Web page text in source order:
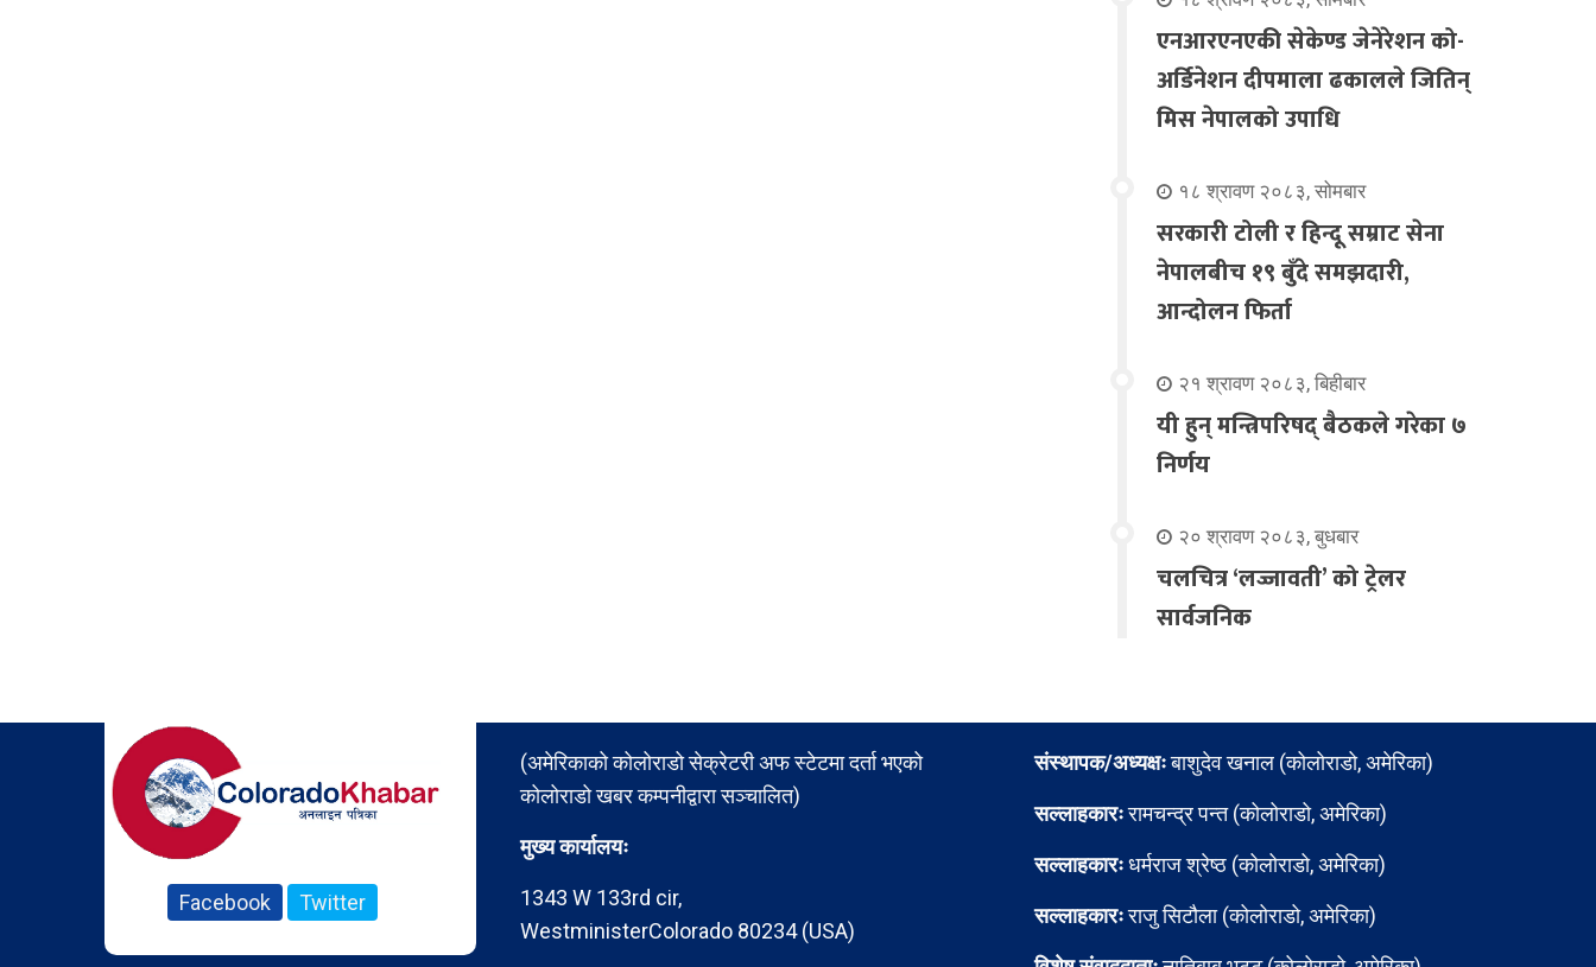
एनआरएनएकी सेकेण्ड जेनेरेशन को-
अर्डिनेशन दीपमाला ढकालले जितिन्
मिस नेपालको उपाधि
१८ श्रावण २०८३, सोमबार
सरकारी टोली र हिन्दू सम्राट सेना
नेपालबीच १९ बुँदे समझदारी,
आन्दोलन फिर्ता
२१ श्रावण २०८३, बिहीबार
यी हुन् मन्त्रिपरिषद् बैठकले गरेका ७
निर्णय
२० श्रावण २०८३, बुधबार
चलचित्र ‘लज्जावती’ को ट्रेलर
सार्वजनिक
Facebook Twitter
(अमेरिकाको कोलोराडो सेक्रेटरी अफ स्टेटमा दर्ता भएको
कोलोराडो खबर कम्पनीद्वारा सञ्चालित)
मुख्य कार्यालयः
1343 W 133rd cir,
WestministerColorado 80234 (USA)
संस्थापक/अध्यक्षःबाशुदेव खनाल (कोलोराडो, अमेरिका)
सल्लाहकारःरामचन्द्र पन्त (कोलोराडो, अमेरिका)
सल्लाहकारःधर्मराज श्रेष्ठ (कोलोराडो, अमेरिका)
सल्लाहकारःराजु सिटौला (कोलोराडो, अमेरिका)